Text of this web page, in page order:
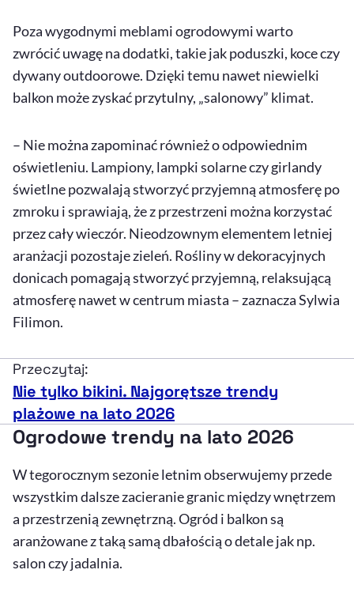
Poza wygodnymi meblami ogrodowymi warto
zwrócić uwagę na dodatki, takie jak poduszki, koce czy
dywanyoutdoorowe. Dzięki temu nawet niewielki
balkon może zyskać przytulny, „salonowy” klimat.
– Nie można zapominać również o odpowiednim
oświetleniu. Lampiony, lampki solarne czy girlandy
świetlne pozwalają stworzyć przyjemną atmosferę po
zmroku i sprawiają, że z przestrzeni można korzystać
przez cały wieczór. Nieodzownym elementem letniej
aranżacji pozostaje zieleń. Rośliny w dekoracyjnych
donicach pomagają stworzyć przyjemną, relaksującą
atmosferę nawet w centrum miasta – zaznacza Sylwia
Filimon.
Przeczytaj:
Nie tylko bikini. Najgorętsze trendy
plażowe na lato 2026
Ogrodowe trendy na lato 2026
W tegorocznym sezonie letnim obserwujemy przede
wszystkim dalsze zacieranie granic między wnętrzem
a przestrzenią zewnętrzną. Ogród i balkon są
aranżowane z taką samą dbałością o detale jak np.
salon czy jadalnia.